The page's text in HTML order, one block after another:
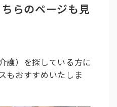
らのページも見
護）を探している方に
もおすすめいたしま